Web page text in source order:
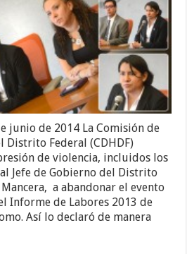
junio de 2014 La Comisión de
Distrito Federal (CDHDF)
de violencia, incluidos los
Jefe de Gobierno del Distrito
a abandonar el evento
Informe de Labores 2013 de
Así lo declaró de manera